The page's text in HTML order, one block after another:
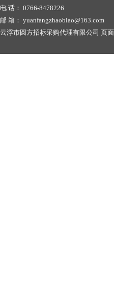
电 话： 0766-8478226
邮 箱： yuanfangzhaobiao@163.com
云浮市圆方招标采购代理有限公司 页